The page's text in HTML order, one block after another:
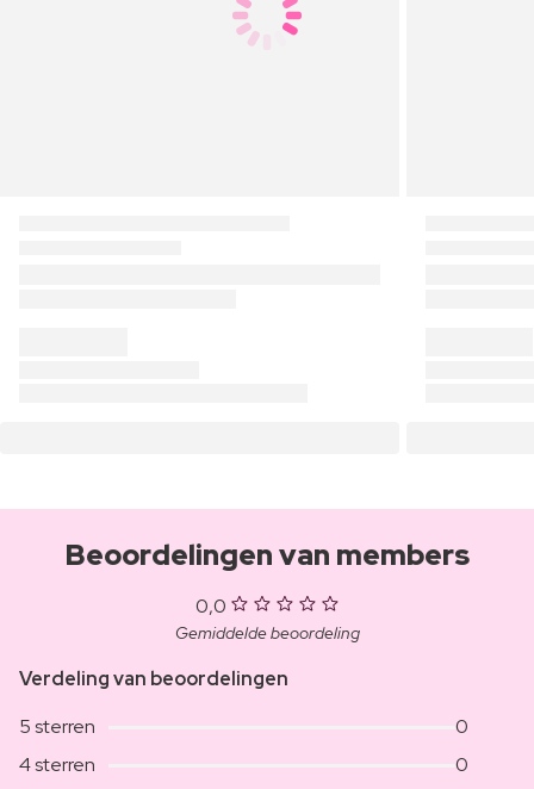
Beoordelingen van members
0,0
Gemiddelde beoordeling
Verdeling van beoordelingen
5 sterren
0
4 sterren
0